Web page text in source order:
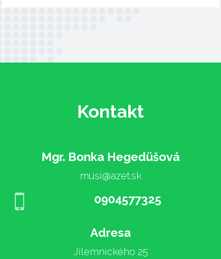
Kontakt
Mgr. Bonka Hegedüšová
musi@azet.sk
0904577325
Adresa
Jilemnického 25